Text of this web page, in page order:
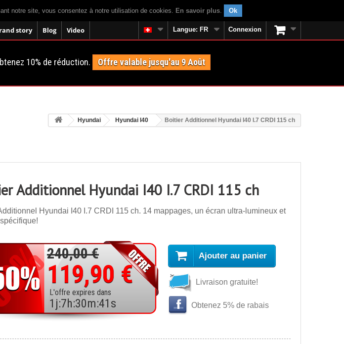
notre site, vous consentez à notre utilisation de cookies. En savoir plus. Ok
story Blog Video Connexion
Langue: FR
10% de réduction. Offre valable jusqu'au 9 Août
Hyundai Hyundai I40 Boitier Additionnel Hyundai I40 I.7 CRDI 115 ch
Additionnel Hyundai I40 I.7 CRDI 115 ch
Hyundai I40 I.7 CRDI 115 ch. 14 mappages, un écran ultra-lumineux et
240,00 €
119,90 €
L'offre expires dans
1 j:7h:30m:40 s
Ajouter au panier
Livraison gratuite!
Obtenez 5% de rabais